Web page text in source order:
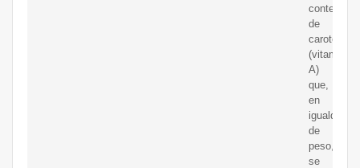
contenido
de
carotenos
(vitamina
A)
que,
en
igualdad
de
peso,
se